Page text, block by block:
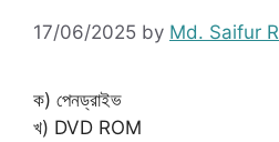
17/06/2025 by Md. Saifur
ক) পেনড্রাইভ
খ) DVD ROM